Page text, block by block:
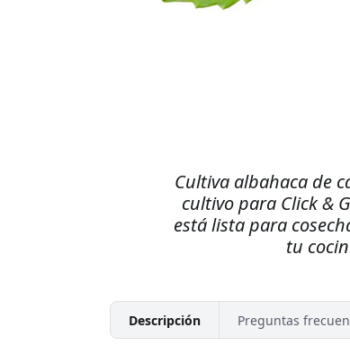
Cultiva albahaca de
cultivo para Click &
está lista para
tu
Descripción Preguntas